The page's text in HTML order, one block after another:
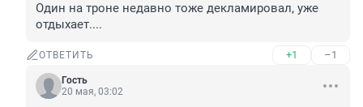
Один на троне недавно тоже декламировал, уже
отдыхает....
ОТВЕТИТЬ +1 –1
Гость
20 мая, 03:02